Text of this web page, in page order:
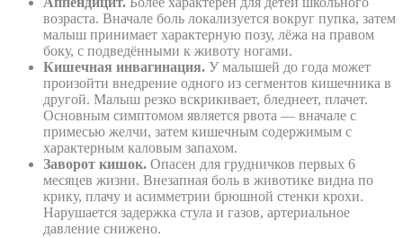
возраста. Вначале боль локализуется вокруг пупка, затем
малыш принимает характерную позу, лёжа на правом
боку, с подведёнными к животу ногами.
Кишечная инвагинация. У малышей до года может
произойти внедрение одного из сегментов кишечника в
другой. Малыш резко вскрикивает, бледнеет, плачет.
Основным симптомом является рвота — вначале с
примесью желчи, затем кишечным содержимым с
характерным каловым запахом.
Заворот кишок. Опасен для грудничков первых 6
месяцев жизни. Внезапная боль в животике видна по
крику, плачу и асимметрии брюшной стенки крохи.
Нарушается задержка стула и газов, артериальное
давление снижено.